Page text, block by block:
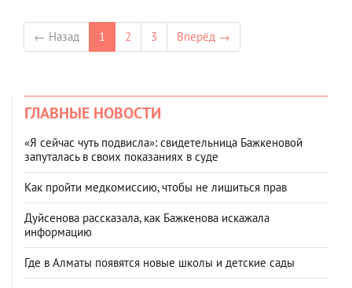
← Назад 1 2 3 Вперёд →
ГЛАВНЫЕ НОВОСТИ
«Я сейчас чуть подвисла»: свидетельница Бажкеновой
запуталась в своих показаниях в суде
Как пройти медкомиссию, чтобы не лишиться прав
Дуйсенова рассказала, как Бажкенова искажала
информацию
Где в Алматы появятся новые школы и детские сады